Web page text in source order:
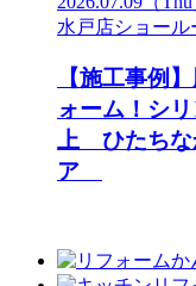
水戸店ショール
【施工事例
ォーム！シ
上 ひたち
ア